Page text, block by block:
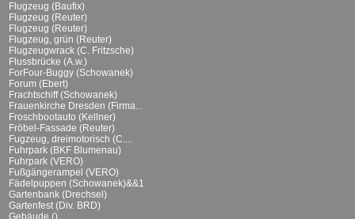
Flugzeug (Baufix)
Flugzeug (Reuter)
Flugzeug (Reuter)
Flugzeug, grün (Reuter)
Flugzeugwrack (C. Fritzsche)
Flussbrücke (A.w.)
ForFour-Buggy (Schowanek)
Forum (Ebert)
Frachtschiff (Schowanek)
Frauenkirche Dresden (Firma...
Froschbootauto (Kellner)
Fröbel-Fassade (Reuter)
Fugzeug, dreimotorisch (C....
Fuhrpark (BKF Blumenau)
Fuhrpark (VERO)
Fußgängerampel (VERO)
Fädelpuppen (Schowanek)&&1
Gartenbank (Drechsel)
Gartenfest (Div. BRD)
Gebäude ()